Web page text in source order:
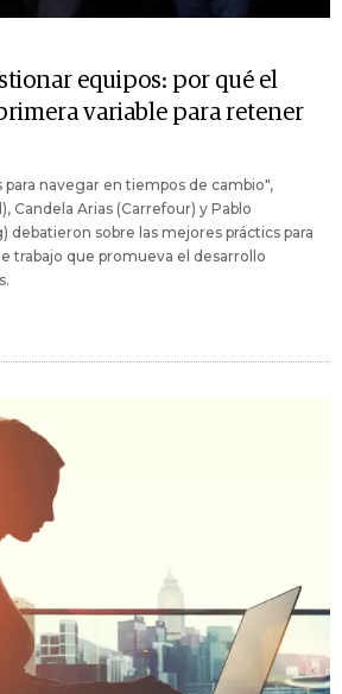
equipos: por qué el
variable para retener
para navegar en tiempos de cambio",
Candela Arias (Carrefour) y Pablo
debatieron sobre las mejores práctics para
trabajo que promueva el desarrollo